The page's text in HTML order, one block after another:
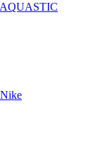
AQUASTIC
Nike